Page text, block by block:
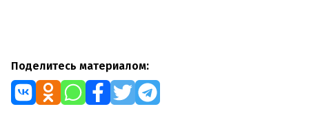
Поделитесь материалом: